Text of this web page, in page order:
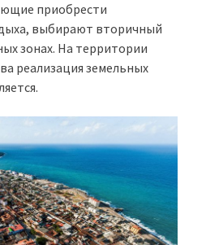
приобрести
выбирают вторичный
зонах. На территории
реализация земельных